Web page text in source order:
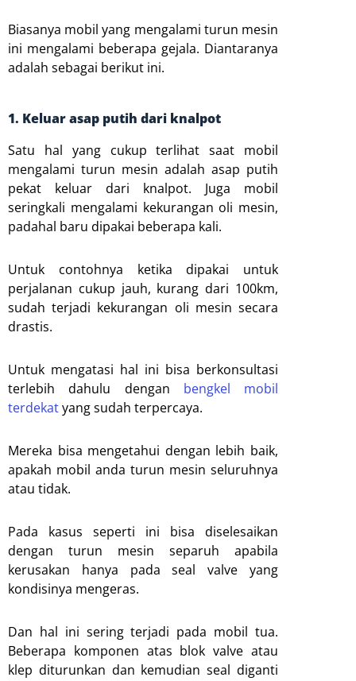
Biasanya mobil yang mengalami turun mesin
ini mengalami beberapa gejala. Diantaranya
adalah sebagai berikut ini.
1. Keluar asap putih dari knalpot
Satu hal yang cukup terlihat saat mobil
mengalami turun mesin adalah asap putih
pekat keluar dari knalpot. Juga mobil
seringkali mengalami kekurangan oli mesin,
padahal baru dipakai beberapa kali.
Untuk contohnya ketika dipakai untuk
perjalanan cukup jauh, kurang dari 100km,
sudah terjadi kekurangan oli mesin secara
drastis.
Untuk mengatasi hal ini bisa berkonsultasi
terlebih dahulu dengan bengkel mobil
terdekatyang sudah terpercaya.
Mereka bisa mengetahui dengan lebih baik,
apakah mobil anda turun mesin seluruhnya
atau tidak.
Pada kasus seperti ini bisa diselesaikan
dengan turun mesin separuh apabila
kerusakan hanya pada seal valve yang
kondisinya mengeras.
Dan hal ini sering terjadi pada mobil tua.
Beberapa komponen atas blok valve atau
klep diturunkan dan kemudian seal diganti